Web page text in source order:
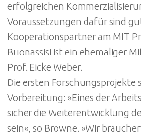
erfolgreichen
Voraussetzungen dafür sind
Kooperationspartner am MIT
Buonassisi ist ein ehemaliger
Prof. Eicke Weber.
Die ersten Forschungsprojekte
Vorbereitung: »Eines der
sicher die Weiterentwicklung
sein«, so Browne. »Wir